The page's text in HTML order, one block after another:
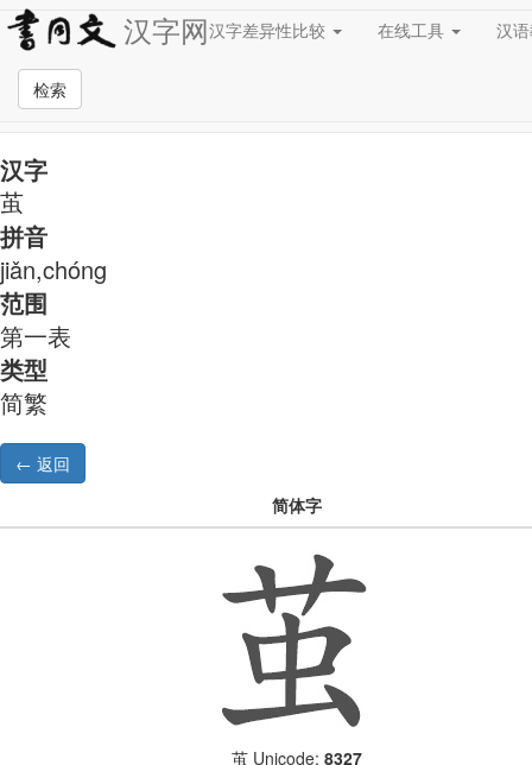
汉字网汉字差异性比较 在线工具 汉
检索
简繁异字形对照
汉字
茧
拼音
jiǎn,chóng
范围
第一表
类型
简繁
简体字
茧 Unicode: 8327